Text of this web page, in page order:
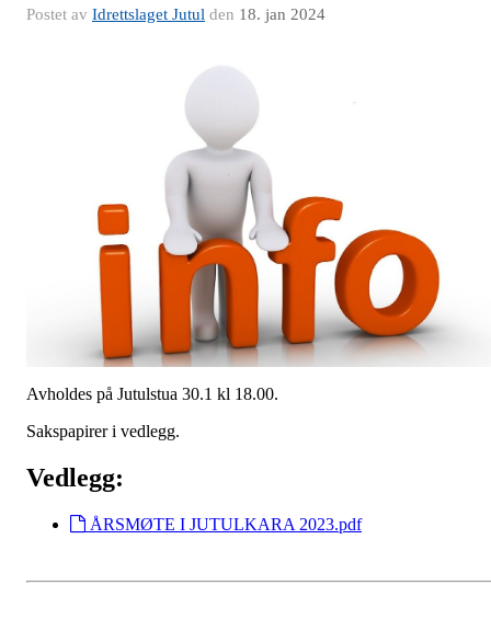
Postet av Idrettslaget Jutul den 18. jan 2024
Avholdes på Jutulstua 30.1 kl 18.00.
Sakspapirer i vedlegg.
Vedlegg:
ÅRSMØTE I JUTULKARA 2023.pdf